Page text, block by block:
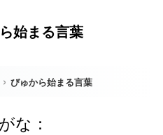
始まる言葉
びゅから始まる言葉
な：